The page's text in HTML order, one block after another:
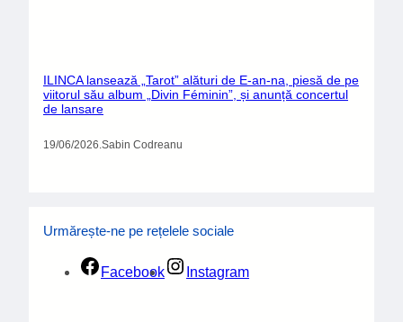
ILINCA lansează „Tarot” alături de E-an-na, piesă de pe
viitorul său album „Divin Féminin”, și anunță concertul
de lansare
19/06/2026.Sabin Codreanu
Urmărește-ne pe rețelele sociale
Facebook Instagram